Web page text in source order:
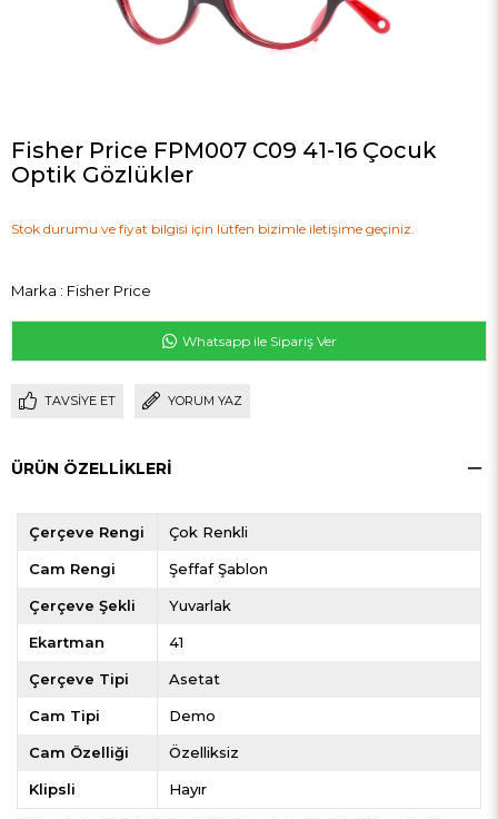
Fisher Price FPM007 C09 41-16 Çocuk
Optik Gözlükler
Stok durumu ve fiyat bilgisi için lütfen bizimle iletişime geçiniz.
Marka : Fisher Price
Whatsapp ile Sipariş Ver
TAVSIYE ET YORUM YAZ
ÜRÜN ÖZELLIKLERI
Çerçeve Rengi Çok Renkli
Cam Rengi Şeffaf Şablon
Çerçeve Şekli Yuvarlak
Ekartman 41
Çerçeve Tipi Asetat
Cam Tipi Demo
Cam Özelliği Özelliksiz
Klipsli Hayır